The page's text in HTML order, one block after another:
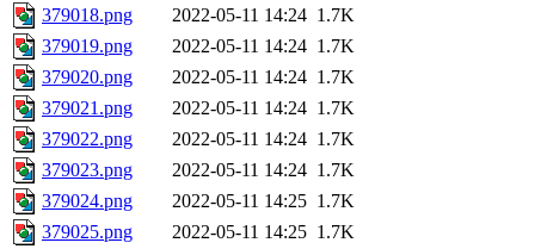
379018.png
2022-05-11 14:24 1.7K
379019.png
2022-05-11 14:24 1.7K
379020.png
2022-05-11 14:24 1.7K
379021.png
2022-05-11 14:24 1.7K
379022.png
2022-05-11 14:24 1.7K
379023.png
2022-05-11 14:24 1.7K
379024.png
2022-05-11 14:25 1.7K
379025.png
2022-05-11 14:25 1.7K